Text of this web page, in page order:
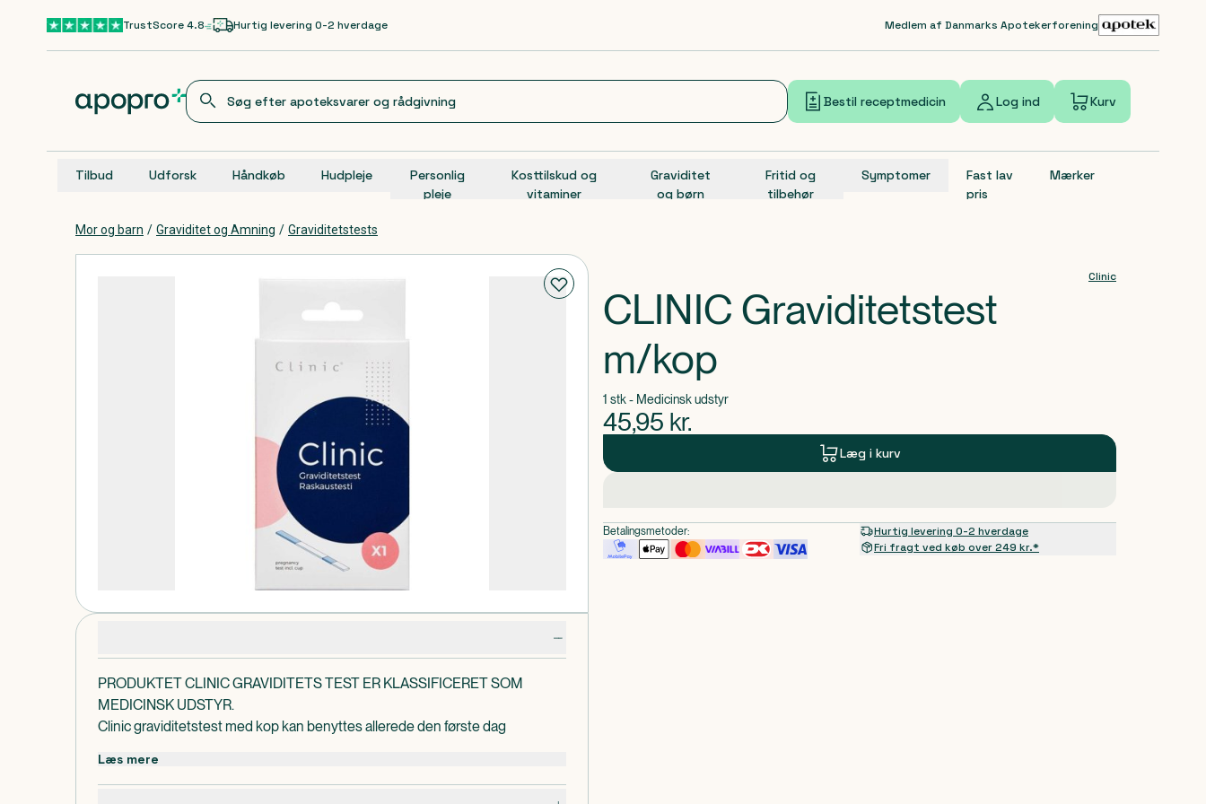
Gå til hovedindholdTrustScore 4.8 Hurtig levering 0-2 hverdage Medlem af Danmarks Apotekerforening
Bestil receptmedicin Log ind Kurv
Tilbud Udforsk Håndkøb Hudpleje
Personlig
pleje
Kosttilskud og
vitaminer
Graviditet
og børn
Fritid og
tilbehør
Symptomer
Fast lav
pris
Mærker
Mor og barn / Graviditet og Amning / Graviditetstests
PRODUKTET CLINIC GRAVIDITETS TEST ER KLASSIFICERET SOM
MEDICINSK UDSTYR.
Clinic graviditetstest med kop kan benyttes allerede den første dag
Det er ikke nødvendigt at benytte morgenurin.
Testen har en sikkerhed på over 99%, og er nem og sikker at bruge.
Læs mere
Clinic
CLINIC Graviditetstest
m/kop
1 stk - Medicinsk udstyr
45,95 kr.
Læg i kurv
Betalingsmetoder:
Hurtig levering 0-2 hverdage
Fri fragt ved køb over 249 kr.*